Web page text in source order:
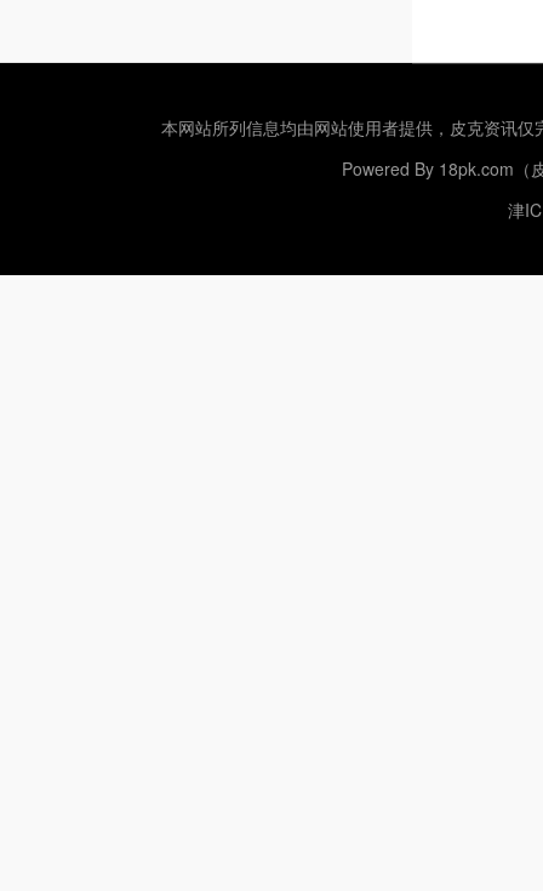
本网站所列信息均由网站使用者提供， 皮克资讯仅
Powered By 18pk.com（
津